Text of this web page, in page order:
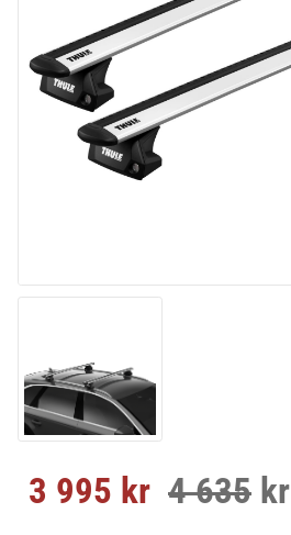
Nedsatt pris:
3 995 kr Ordinarie pris:
4 635 kr